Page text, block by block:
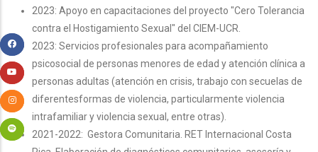
2023: Apoyo en capacitaciones del proyecto "Cero Tolerancia
contra el Hostigamiento Sexual" del CIEM-UCR.
2023: Servicios profesionales para acompañamiento
psicosocial de personas menores de edad y atención clínica a
personas adultas (atención en crisis, trabajo con secuelas de
diferentesformas de violencia, particularmente violencia
intrafamiliar y violencia sexual, entre otras).
2021-2022: Gestora Comunitaria. RET Internacional Costa